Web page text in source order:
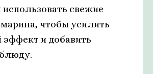
свежие
чтобы усилить
и добавить